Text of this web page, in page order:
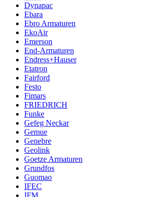
Dynapac
Ebara
Ebro Armaturen
EkoAir
Emerson
End-Armaturen
Endress+Hauser
Etatron
Fairford
Festo
Fimars
FRIEDRICH
Funke
Gefeg Neckar
Gemue
Genebre
Geolink
Goetze Armaturen
Grundfos
Guomao
IFEC
IFM